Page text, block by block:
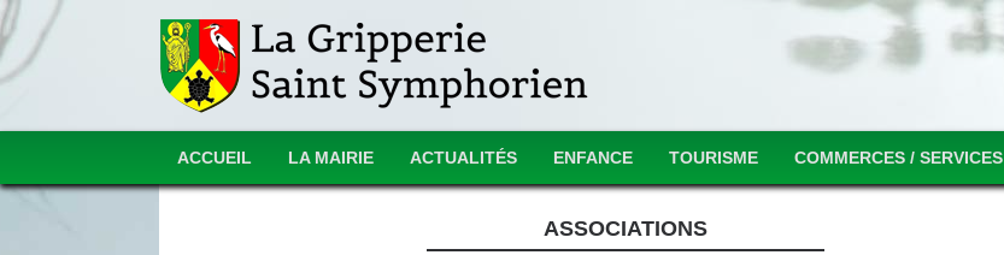
ACCUEIL LA MAIRIE ACTUALITÉS ENFANCE TOURISME COMMERCES / SERVICES
ASSOCIATIONS